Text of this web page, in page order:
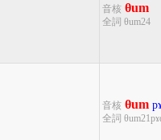
音核 θum
全詞 θum24
音核 θum
全詞